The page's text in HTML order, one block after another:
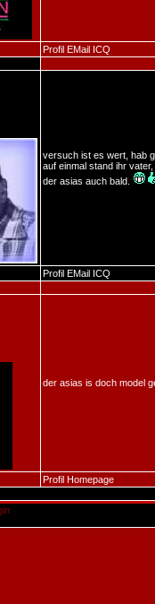
Profil EMail ICQ
versuch ist es wert, hab
auf einmal stand ihr
der asias auch bald.
Profil EMail ICQ
der asias is doch model
Profil Homepage